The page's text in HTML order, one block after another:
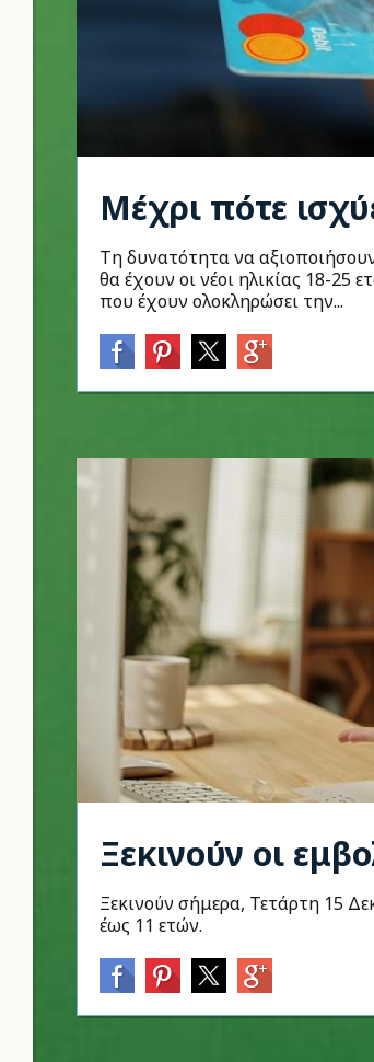
Μέχρι πότε
Τη δυνατότητα να
θα έχουν οι νέοι ηλικίας 18-25
που έχουν ολοκληρώσει την...
Ξεκινούν οι
Ξεκινούν σήμερα, Τετάρτη 15
έως 11 ετών.